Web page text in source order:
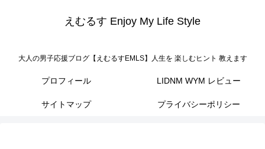
えむるす Enjoy My Life Style
大人の男子応援ブログ【えむるすEMLS】人生を 楽しむヒント 教えます
プロフィール LIDNM WYM レビュー
サイトマップ プライバシーポリシー